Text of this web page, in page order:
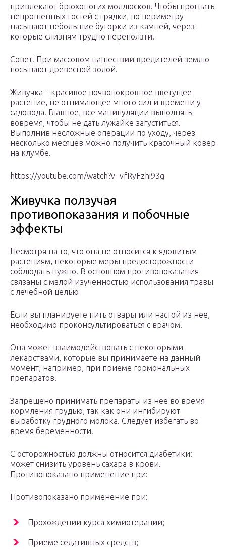
привлекают брюхоногих моллюсков. Чтобы прогнать
непрошенных гостей с грядки, по периметру
насыпают небольшие бугорки из камней, через
которые слизням трудно переползти.
Совет! При массовом нашествии вредителей землю
посыпают древесной золой.
Живучка – красивое почвопокровное цветущее
растение, не отнимающее много сил и времени у
садовода. Главное, все манипуляции выполнять
вовремя, чтобы не дать лужайке загуститься.
Выполнив несложные операции по уходу, через
несколько месяцев можно получить красочный ковер
на клумбе.
https://youtube.com/watch?v=vfRyFzhi93g
Живучка ползучая
противопоказания и побочные
эффекты
Несмотря на то, что она не относится к ядовитым
растениям, некоторые меры предосторожности
соблюдать нужно. В основном противопоказания
связаны с малой изученностью использования травы
с лечебной целью
Если вы планируете пить отвары или настой из нее,
необходимо проконсультироваться с врачом.
Она может взаимодействовать с некоторыми
лекарствами, которые вы принимаете на данный
момент, например, при приеме гормональных
препаратов.
Запрещено принимать препараты из нее во время
кормления грудью, так как они ингибируют
выработку грудного молока. Следует избегать во
время беременности.
С осторожностью должны относится диабетики:
может снизить уровень сахара в крови.
Противопоказано применение при:
Противопоказано применение при:
Прохождении курса химиотерапии;
Приеме седативных средств;